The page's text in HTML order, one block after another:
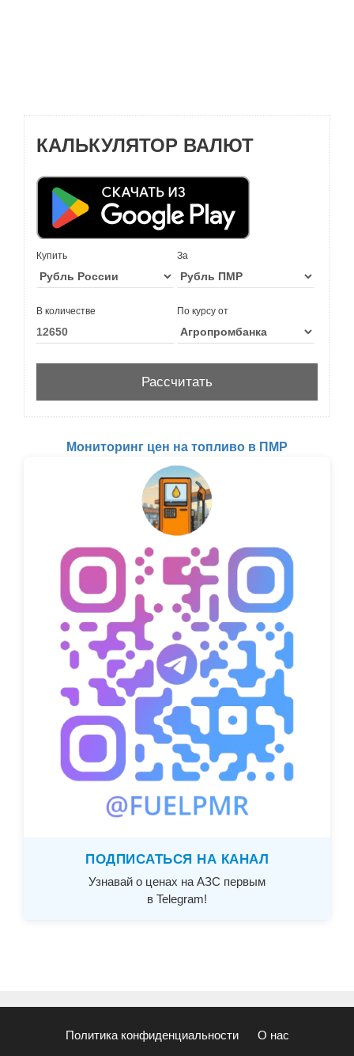
КАЛЬКУЛЯТОР ВАЛЮТ
Купить За
В количестве По курсу от
Мониторинг цен на топливо в ПМР
ПОДПИСАТЬСЯ НА КАНАЛ
Узнавай о ценах на АЗС первым
в Telegram!
Политика конфиденциальности О нас